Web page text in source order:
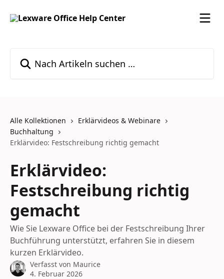
Alle Kollektionen
Erklärvideos & Webinare
Buchhaltung
Erklärvideo: Festschreibung richtig gemacht
Erklärvideo:
Festschreibung richtig
gemacht
Wie Sie Lexware Office bei der Festschreibung Ihrer
Buchführung unterstützt, erfahren Sie in diesem
kurzen Erklärvideo.
Verfasst von Maurice
4. Februar 2026